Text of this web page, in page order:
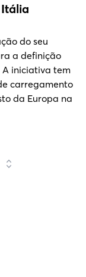
do seu
a definição
A iniciativa tem
carregamento
da Europa na